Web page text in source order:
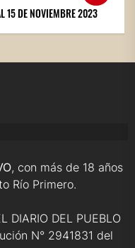
15 DE NOVIEMBRE 2023
, con más de 18 años
Río Primero.
DIARIO DEL PUEBLO
N° 2941831 del